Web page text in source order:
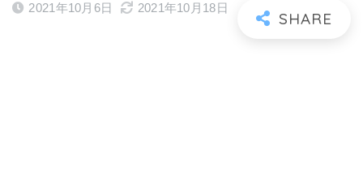
2021年10月6日 2021年10月18日